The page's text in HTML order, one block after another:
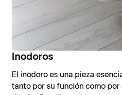
Inodoros
El inodoro es una pieza
tanto por su función como por